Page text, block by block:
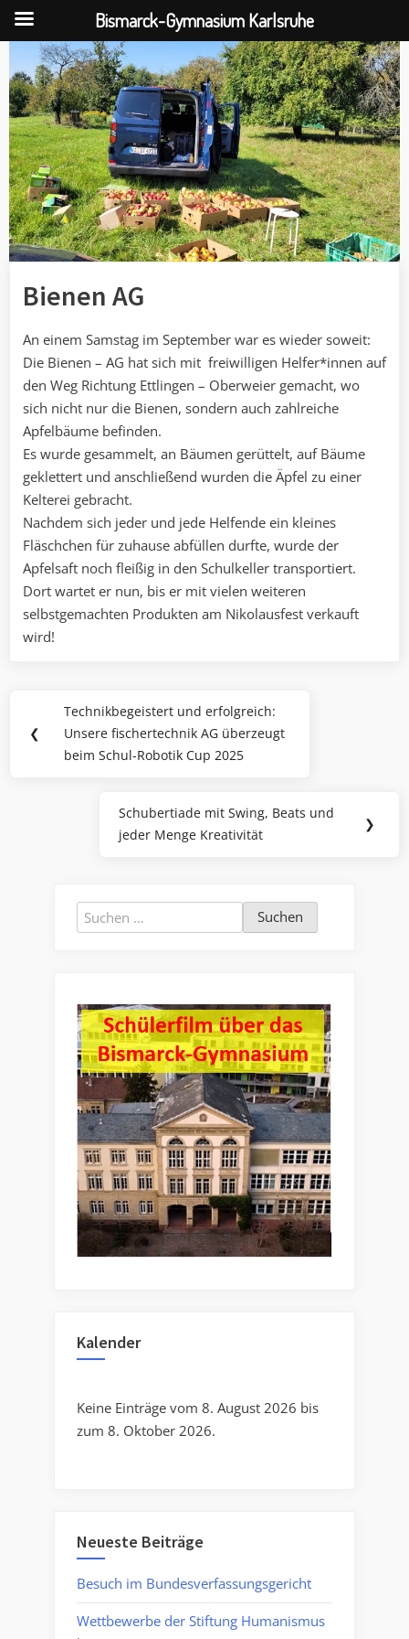
to
content
Bienen AG
An einem Samstag im September war es wieder soweit:
Die Bienen – AG hat sich mit freiwilligen Helfer*innen auf
den Weg Richtung Ettlingen – Oberweier gemacht, wo
sich nicht nur die Bienen, sondern auch zahlreiche
Apfelbäume befinden.
Es wurde gesammelt, an Bäumen gerüttelt, auf Bäume
geklettert und anschließend wurden die Äpfel zu einer
Kelterei gebracht.
Nachdem sich jeder und jede Helfende ein kleines
Fläschchen für zuhause abfüllen durfte, wurde der
Apfelsaft noch fleißig in den Schulkeller transportiert.
Dort wartet er nun, bis er mit vielen weiteren
selbstgemachten Produkten am Nikolausfest verkauft
wird!
Beitragsnavigation
❮
Previous
Post:
Technikbegeistert und erfolgreich:
Unsere fischertechnik AG überzeugt
beim Schul-Robotik Cup 2025
Next
Post:
Schubertiade mit Swing, Beats und
jeder Menge Kreativität
❯
Suchen
nach:
Kalender
Keine Einträge vom 8. August 2026 bis
zum 8. Oktober 2026.
Neueste Beiträge
Besuch im Bundesverfassungsgericht
Wettbewerbe der Stiftung Humanismus
Bismarck-Gymnasium Karlsruhe